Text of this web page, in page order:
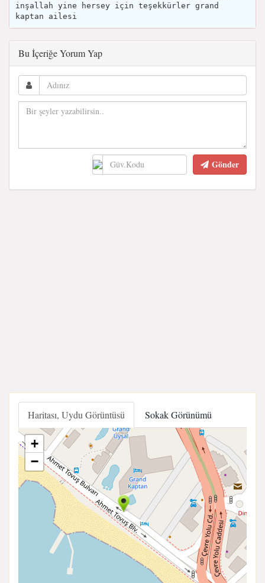
inşallah yine hersey için teşekkürler grand
kaptan ailesi
Bu İçeriğe Yorum Yap
Gönder
Haritası, Uydu Görüntüsü Sokak Görünümü
+
−